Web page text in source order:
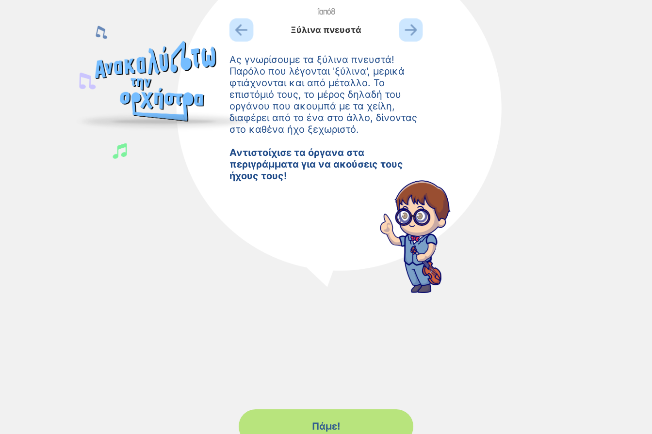
1από8
Ξύλινα πνευστά
Ας γνωρίσουμε τα ξύλινα πνευστά!
Παρόλο που λέγονται 'ξύλινα', μερικά
φτιάχνονται και από μέταλλο. Το
επιστόμιό τους, το μέρος δηλαδή του
οργάνου που ακουμπά με τα χείλη,
διαφέρει από το ένα στο άλλο, δίνοντας
στο καθένα ήχο ξεχωριστό.
Αντιστοίχισε τα όργανα στα
περιγράμματα για να ακούσεις τους
ήχους τους!
Πάμε!